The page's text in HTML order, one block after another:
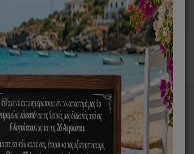
MENU
ΙΖΖΥ RS966